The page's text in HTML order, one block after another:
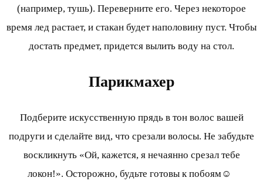
(например, тушь). Переверните его. Через некоторое
время лед растает, и стакан будет наполовину пуст. Чтобы
достать предмет, придется вылить воду на стол.
Парикмахер
Подберите искусственную прядь в тон волос вашей
подруги и сделайте вид, что срезали волосы. Не забудьте
воскликнуть «Ой, кажется, я нечаянно срезал тебе
локон!». Осторожно, будьте готовы к побоям☺